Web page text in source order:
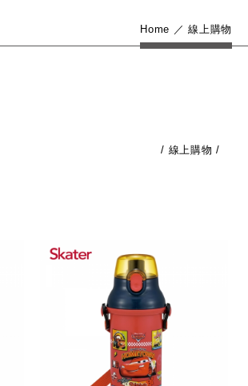
Home 線上購物
線上購物